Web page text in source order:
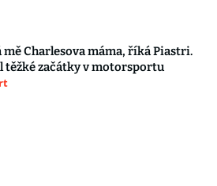
mě Charlesova máma, říká Piastri.
těžké začátky v motorsportu